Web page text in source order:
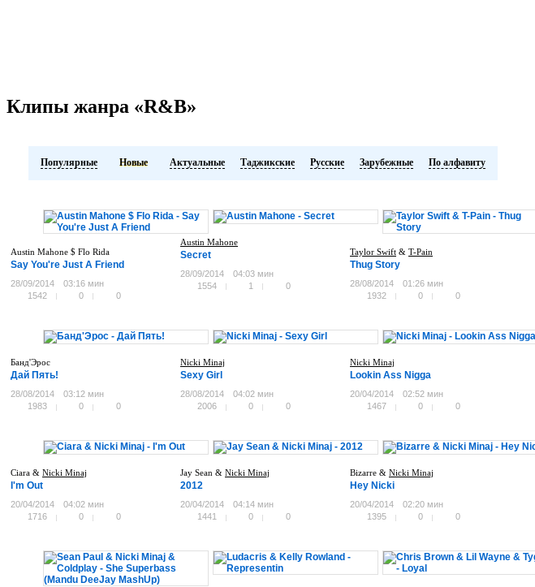
Клипы жанра «R&B»
Популярные Новые Актуальные Таджикские Русские Зарубежные По алфавиту
Austin Mahone $ Flo Rida
Say You're Just A Friend
28/09/2014
03:16 мин
1542
0 0
Austin Mahone
Secret
28/09/2014
04:03 мин
1554
1 0
Taylor Swift & T-Pain
Thug Story
28/08/2014
01:26 мин
1932
0 0
Банд'Эрос
Дай Пять!
28/08/2014
03:12 мин
1983
0 0
Nicki Minaj
Sexy Girl
28/08/2014
04:02 мин
2006
0 0
Nicki Minaj
Lookin Ass Nigga
20/04/2014
02:52 мин
1467
0 0
Ciara & Nicki Minaj
I'm Out
20/04/2014
04:02 мин
1716
0 0
Jay Sean & Nicki Minaj
2012
20/04/2014
04:14 мин
1441
0 0
Bizarre & Nicki Minaj
Hey Nicki
20/04/2014
02:20 мин
1395
0 0